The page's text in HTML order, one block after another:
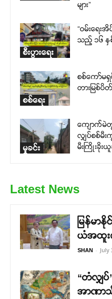
များ”
စီးပွားရေး
“ဝမ်းရေ
သည့် ၁၆ နှ
စစ်ရေး
စစ်ကော်မ
တားမြစ်ပိ
မှုခင်း
ကျောက်မဲတွ
လျှပ်စစ်မီး
မီးကြိုးခိုး
Latest News
မြန်မာ
ယံအထူး
SHAN - July
“တံလျှပ်
အာဏာ